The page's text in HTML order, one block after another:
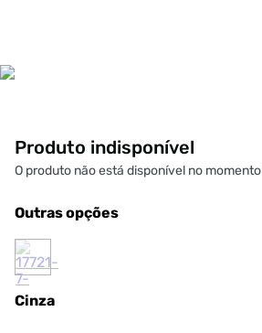
Produto indisponível
O produto não está disponível no momento
Outras opções
Cinza